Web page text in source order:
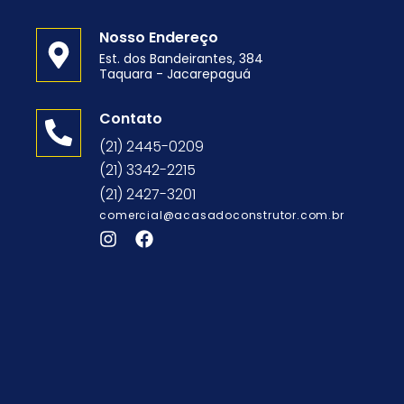
Nosso Endereço
Est. dos Bandeirantes, 384
Taquara - Jacarepaguá
Contato
(21) 2445-0209
(21) 3342-2215
(21) 2427-3201
comercial@acasadoconstrutor.com.br